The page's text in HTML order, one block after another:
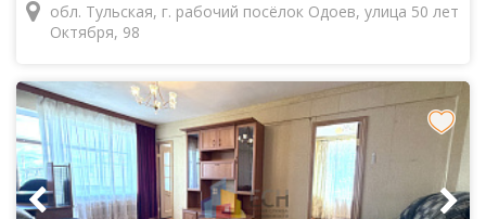
обл. Тульская, г. рабочий посёлок Одоев, улица 50 лет
Октября, 98